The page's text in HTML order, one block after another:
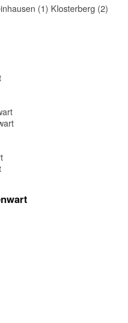
(1) Klosterberg (2)